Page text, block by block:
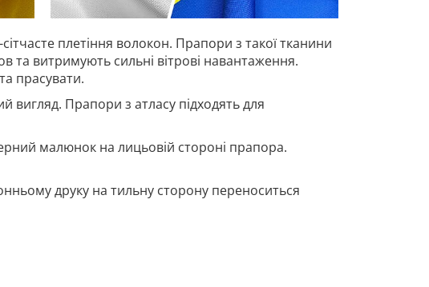
плетіння волокон. Прапори з такої тканини
та витримують сильні вітрові навантаження.
прасувати.
Прапори з атласу підходять для
малюнок на лицьовій стороні прапора.
друку на тильну сторону переноситься